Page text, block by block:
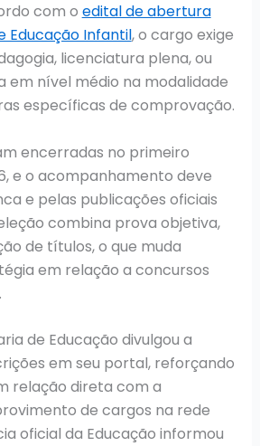
com o edital de abertura
Educação Infantil, o cargo exige
licenciatura plena, ou
em nível médio na modalidade
específicas de comprovação.
encerradas no primeiro
e o acompanhamento deve
e pelas publicações oficiais
combina prova objetiva,
de títulos, o que muda
em relação a concursos
de Educação divulgou a
em seu portal, reforçando
relação direta com a
de cargos na rede
oficial da Educação informou